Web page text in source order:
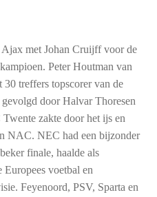
met Johan Cruijff voor de
Peter Houtman van
treffers topscorer van de
door Halvar Thoresen
zakte door het ijs en
NAC. NEC had een bijzonder
finale, haalde als
Europees voetbal en
Feyenoord, PSV, Sparta en